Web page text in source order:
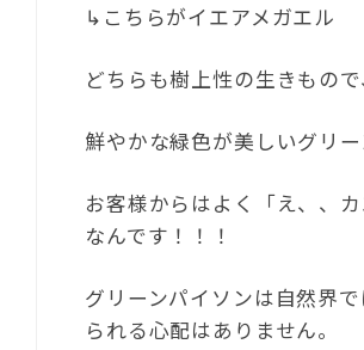
↳こちらがイエアメガエル
どちらも樹上性の生きもの
鮮やかな緑色が美しいグリ
お客様からはよく「え、、
なんです！！！
グリーンパイソンは自然界
られる心配はありません。